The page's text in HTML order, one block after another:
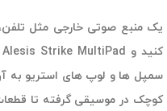
یک منبع صوتی خارجی مثل تلفن،
سمپل ها و لوپ های استریو به
کوچک در موسیقی گرفته تا